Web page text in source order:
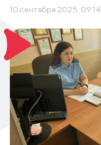
10 сентября 2025, 09:14